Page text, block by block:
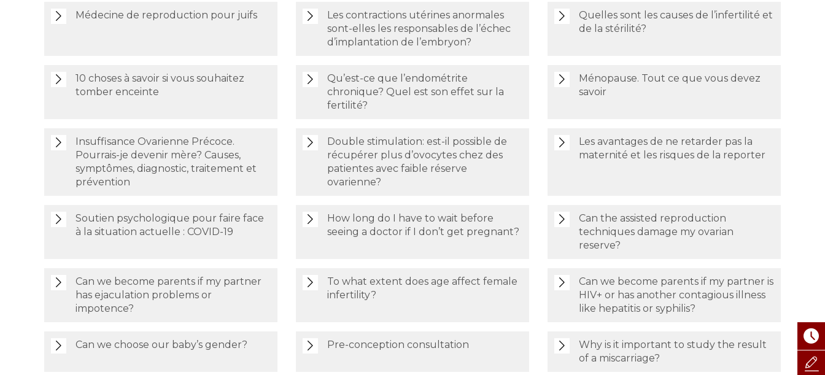
Médecine de reproduction pour juifs
Les contractions utérines anormales
sont-elles les responsables de l’échec
d’implantation de l’embryon?
Quelles sont les causes de l’infertilité et
de la stérilité?
10 choses à savoir si vous souhaitez
tomber enceinte
Qu’est-ce que l’endométrite
chronique? Quel est son effet sur la
fertilité?
Ménopause. Tout ce que vous devez
savoir
Insuffisance Ovarienne Précoce.
Pourrais-je devenir mère? Causes,
symptômes, diagnostic, traitement et
prévention
Double stimulation: est-il possible de
récupérer plus d’ovocytes chez des
patientes avec faible réserve
ovarienne?
Les avantages de ne retarder pas la
maternité et les risques de la reporter
Soutien psychologique pour faire face
à la situation actuelle : COVID-19
How long do I have to wait before
seeing a doctor if I don’t get pregnant?
Can the assisted reproduction
techniques damage my ovarian
reserve?
Can we become parents if my partner
has ejaculation problems or
impotence?
To what extent does age affect female
infertility?
Can we become parents if my partner is
HIV+ or has another contagious illness
like hepatitis or syphilis?
Can we choose our baby’s gender? Pre-conception consultation
Why is it important to study the result
of a miscarriage?